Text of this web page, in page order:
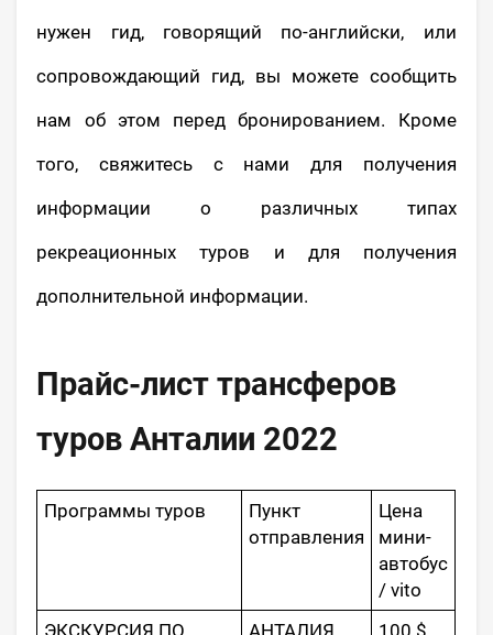
нужен гид, говорящий по-английски, или
сопровождающий гид, вы можете сообщить
нам об этом перед бронированием. Кроме
того, свяжитесь с нами для получения
информации о различных типах
рекреационных туров и для получения
дополнительной информации.
Прайс-лист трансферов
туров Анталии 2022
Программы туров
Пункт
отправления
Цена
мини-
автобус
/ vito
ЭКСКУРСИЯ ПО
АНТАЛИЯ
100 $